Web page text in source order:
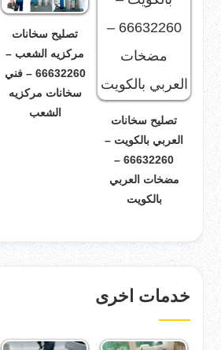
تصليح سخانات
العربي بالكويت –
66632260 –
مضخات العربي
بالكويت
تصليح سخانات
مركزيه الشعب –
66632260 – فني
سخانات مركزيه
الشعب
خدمات اخرى